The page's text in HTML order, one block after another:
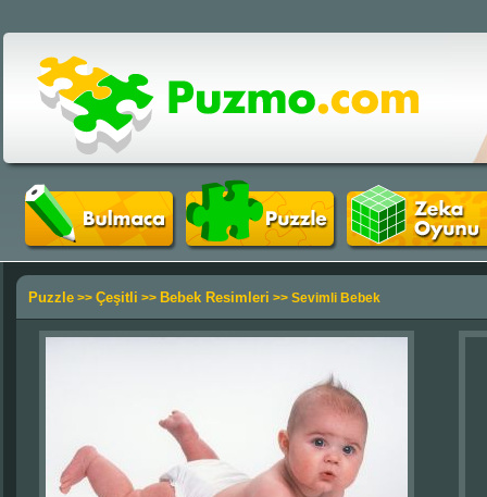
Puzzle >> Çeşitli >> Bebek Resimleri >> Sevimli Bebek